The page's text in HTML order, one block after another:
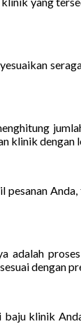
klinik dengan
adalah
dengan
klinik